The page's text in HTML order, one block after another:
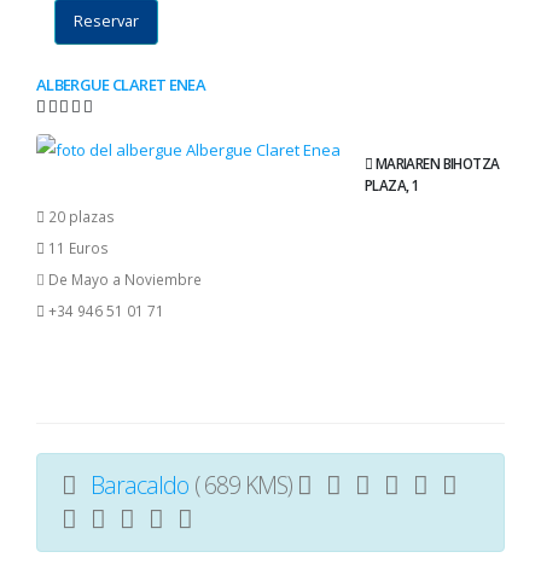
Reservar
ALBERGUE CLARET ENEA
MARIAREN BIHOTZA
PLAZA, 1
20 plazas
11 Euros
De Mayo a Noviembre
+34 946 51 01 71
Baracaldo ( 689 KMS)